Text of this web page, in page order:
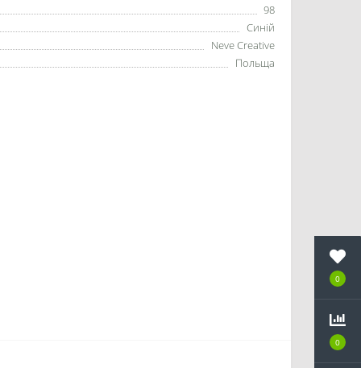
0
0
98
Синій
Neve Creative
Польща